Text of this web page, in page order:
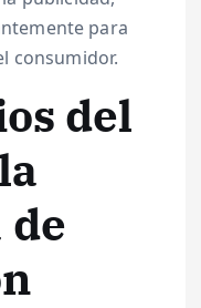
para
consumidor.
del